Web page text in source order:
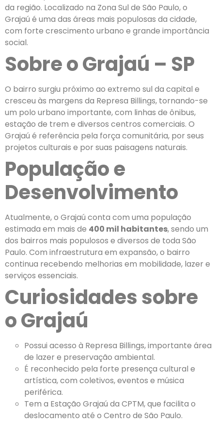
da região. Localizado na Zona Sul de São Paulo, o
Grajaú é uma das áreas mais populosas da cidade,
com forte crescimento urbano e grande importância
social.
Sobre o Grajaú – SP
O bairro surgiu próximo ao extremo sul da capital e
cresceu às margens da Represa Billings, tornando-se
um polo urbano importante, com linhas de ônibus,
estação de trem e diversos centros comerciais. O
Grajaú é referência pela força comunitária, por seus
projetos culturais e por suas paisagens naturais.
População e
Desenvolvimento
Atualmente, o Grajaú conta com uma população
estimada em mais de 400 mil habitantes, sendo um
dos bairros mais populosos e diversos de toda São
Paulo. Com infraestrutura em expansão, o bairro
continua recebendo melhorias em mobilidade, lazer e
serviços essenciais.
Curiosidades sobre
o Grajaú
Possui acesso à Represa Billings, importante área
de lazer e preservação ambiental.
É reconhecido pela forte presença cultural e
artística, com coletivos, eventos e música
periférica.
Tem a Estação Grajaú da CPTM, que facilita o
deslocamento até o Centro de São Paulo.